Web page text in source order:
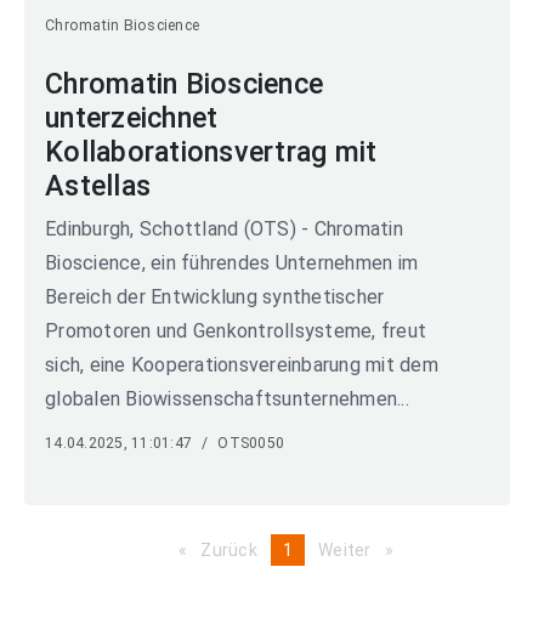
Chromatin Bioscience
Chromatin Bioscience
unterzeichnet
Kollaborationsvertrag mit
Astellas
Edinburgh, Schottland (OTS) - Chromatin
Bioscience, ein führendes Unternehmen im
Bereich der Entwicklung synthetischer
Promotoren und Genkontrollsysteme, freut
sich, eine Kooperationsvereinbarung mit dem
globalen Biowissenschaftsunternehmen...
14.04.2025, 11:01:47 / OTS0050
Zurück pageYou're
1 Weiter page